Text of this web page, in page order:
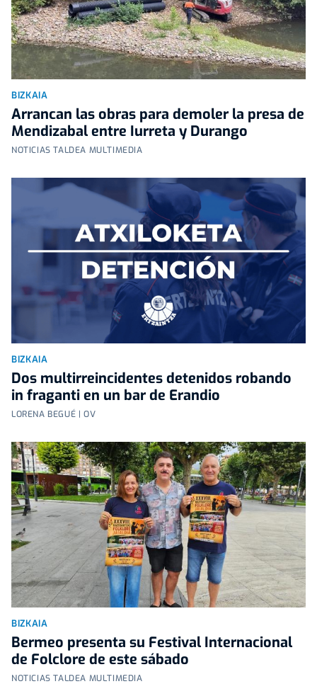
BIZKAIA
Arrancan las obras para demoler la presa de
Mendizabal entre Iurreta y Durango
NOTICIAS TALDEA MULTIMEDIA
BIZKAIA
Dos multirreincidentes detenidos robando
in fraganti en un bar de Erandio
LORENA BEGUÉ | OV
BIZKAIA
Bermeo presenta su Festival Internacional
de Folclore de este sábado
NOTICIAS TALDEA MULTIMEDIA